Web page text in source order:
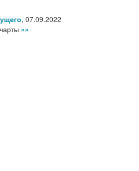
, 07.09.2022
»»